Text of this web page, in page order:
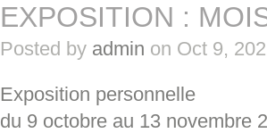
EXPOSITION :
Posted by admin on Oct 9,
Exposition personnelle
du 9 octobre au 13 novembre